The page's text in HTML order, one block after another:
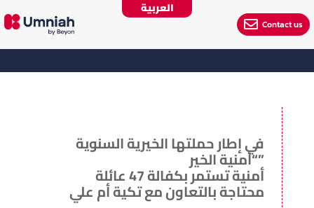
 Contact us
العربية
في إطار حملتها الخيرية السنوية
“أمنية الخير”
أمنية تستمر بكفالة 47 عائلة
محتاجة بالتعاون مع تكية أم علي